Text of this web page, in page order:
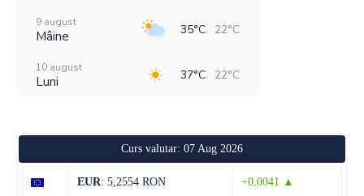
9 august
Mâine 35°C 22°C
10 august
Luni 37°C 22°C
38°C 22°C
Curs valutar: 07 Aug 2026
EUR: 5,2554 RON +0,0041 ▲